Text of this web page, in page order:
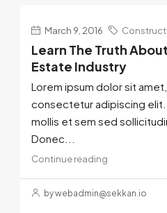
March 9, 2016
Learn The Truth
Estate Industry
Lorem ipsum dolor sit amet,
consectetur adipiscing elit.
mollis et sem sed
Donec...
Continue reading
by webadmin@sekkan.io